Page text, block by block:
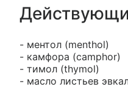
- ментол (menthol)
- камфора (camphor)
- тимол (thymol)
- масло листьев